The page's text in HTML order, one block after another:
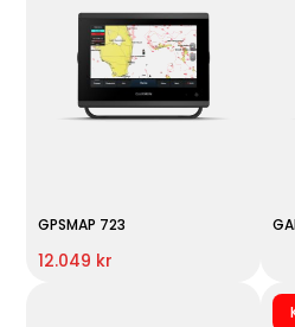
GPSMAP 723
12.049 kr